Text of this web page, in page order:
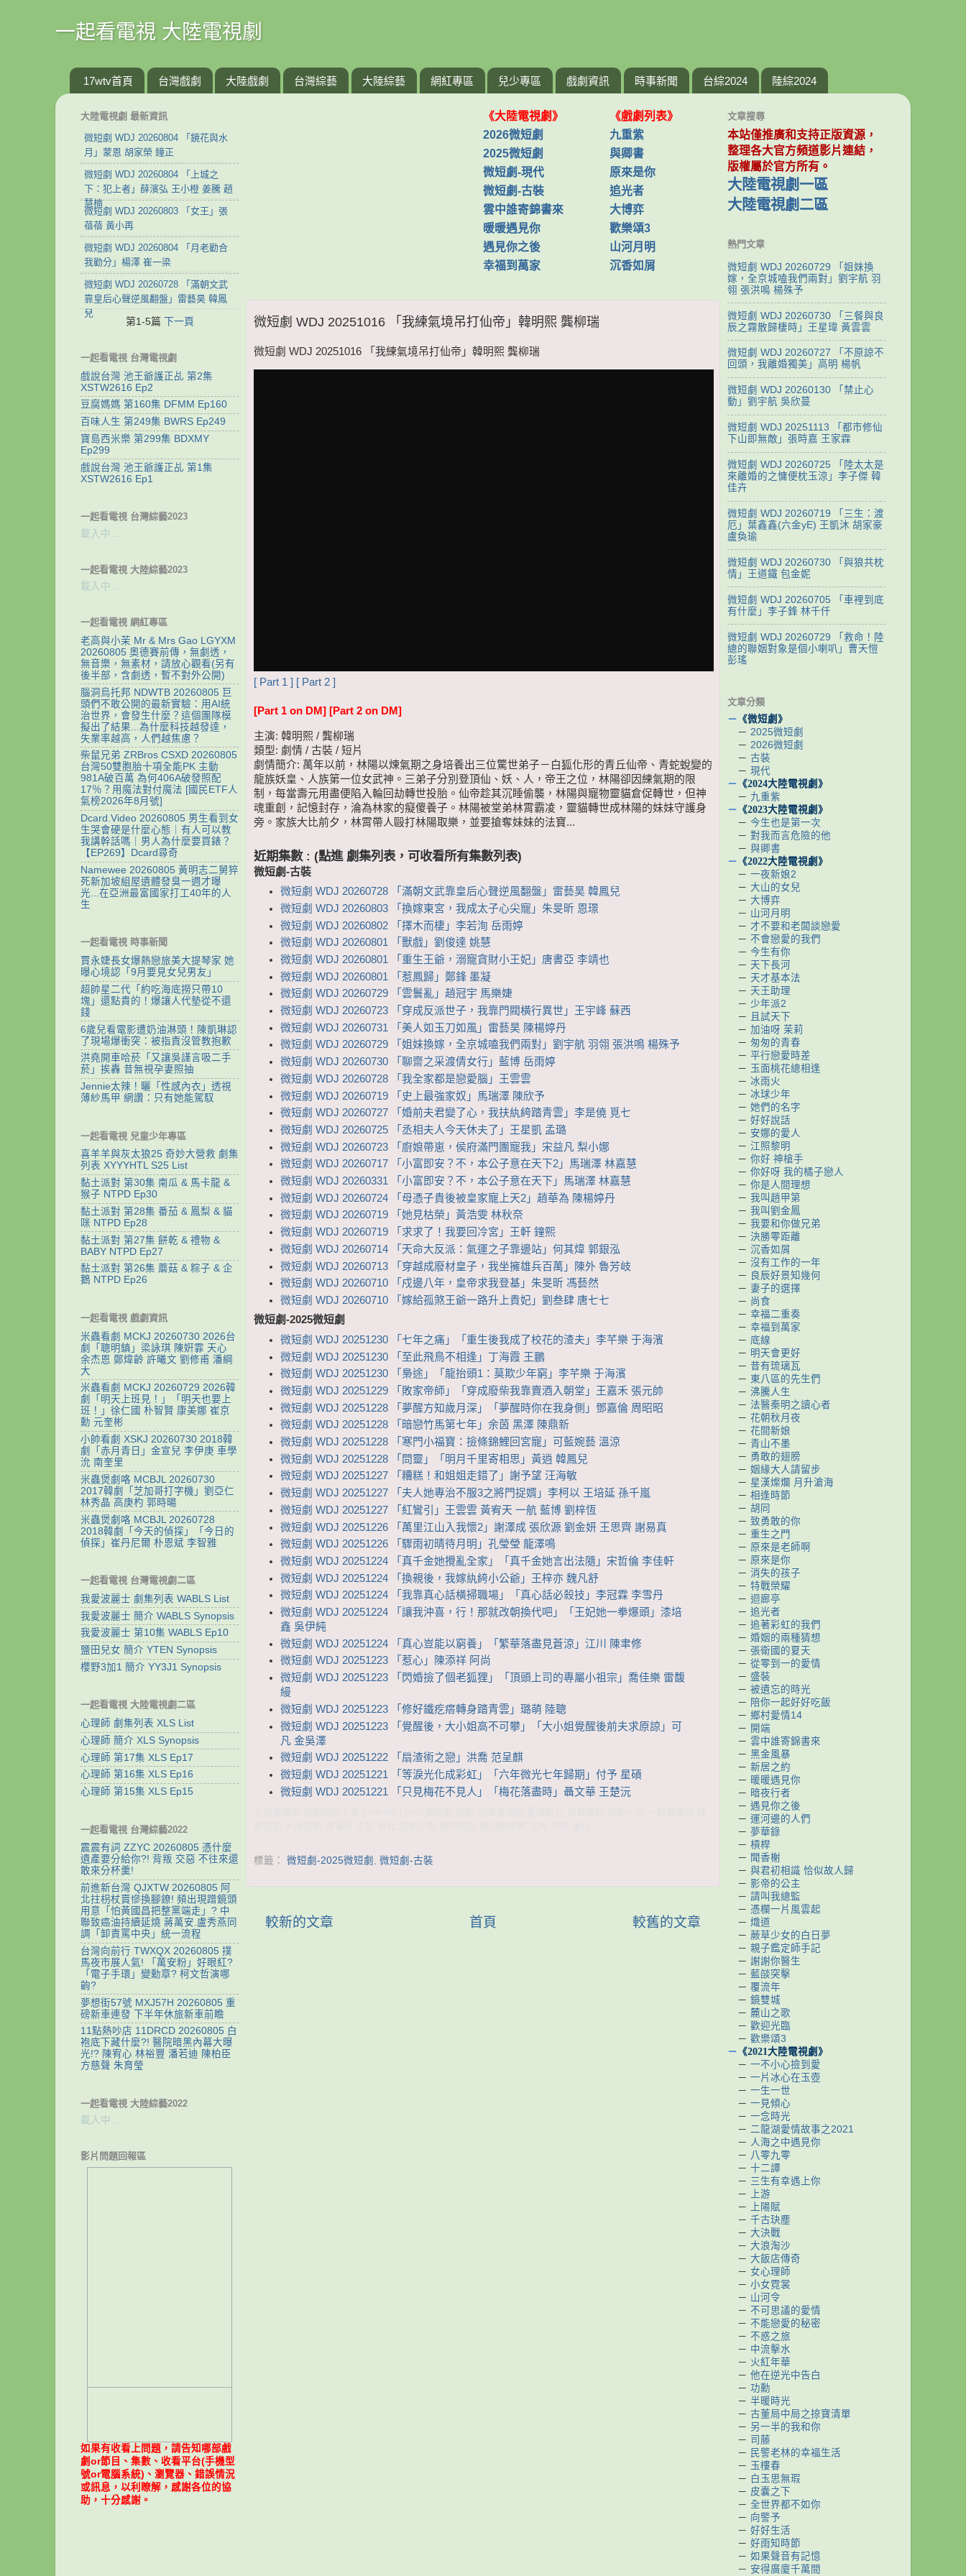
一起看電視 大陸電視劇
17wtv首頁 台灣戲劇 大陸戲劇 台灣綜藝 大陸綜藝 網紅專區 兒少專區 戲劇資訊 時事新聞 台綜2024 陸綜2024
《大陸電視劇》
《戲劇列表》
2026微短劇
九重紫
2025微短劇
與卿書
微短劇-現代
原來是你
微短劇-古裝
追光者
雲中誰寄錦書來
大博弈
暖暖遇見你
歡樂頌3
遇見你之後
山河月明
幸福到萬家
沉香如屑
微短劇 WDJ 20251016 「我練氣境吊打仙帝」韓明熙 龔柳瑞
微短劇 WDJ 20251016 「我練氣境吊打仙帝」韓明熙 龔柳瑞
[ Part 1 ] [ Part 2 ]
[Part 1 on DM] [Part 2 on DM]
主演: 韓明熙 / 龔柳瑞
類型: 劇情 / 古裝 / 短片
劇情簡介: 萬年以前，林陽以煉氣期之身培養出三位驚世弟子－白狐化形的青丘仙帝、青蛇蛻變的
龍族妖皇、人族第一位女武神。三弟子分別登頂仙、妖、人，帝王之位，林陽卻因練氣期的限
制，每當壽元用盡便陷入輪回劫轉世投胎。仙帝趁其沉睡偷襲，林陽與寵物靈貓倉促轉世，但神
魂重創，記憶封存，淪為林家的癡傻養子。林陽被堂弟林霄霸凌，靈貓轉世成林陽的妹妹守護身
旁。家族大比前夕，林霄帶人毆打林陽取樂，並要搶奪妹妹的法寶...
近期集數 : (點進 劇集列表，可收看所有集數列表)
微短劇-古裝
微短劇 WDJ 20260728 「滿朝文武靠皇后心聲逆風翻盤」雷藝昊 韓鳳兒
微短劇 WDJ 20260803 「換嫁東宮，我成太子心尖寵」朱旻昕 恩璟
微短劇 WDJ 20260802 「擇木而棲」李若洵 岳雨婷
微短劇 WDJ 20260801 「獸戲」劉俊達 姚慧
微短劇 WDJ 20260801 「重生王爺，溺寵貪財小王妃」唐書亞 李靖也
微短劇 WDJ 20260801 「惹鳳歸」鄭鋒 墨凝
微短劇 WDJ 20260729 「雲鬟亂」趙冠宇 馬樂婕
微短劇 WDJ 20260723 「穿成反派世子，我靠門閥橫行異世」王宇峰 蘇西
微短劇 WDJ 20260731 「美人如玉刀如風」雷藝昊 陳楊婷丹
微短劇 WDJ 20260729 「姐妹換嫁，全京城嗑我們兩對」劉宇航 羽翎 張洪鳴 楊殊予
微短劇 WDJ 20260730 「聊齋之采渡倩女行」藍博 岳雨婷
微短劇 WDJ 20260728 「我全家都是戀愛腦」王雲雲
微短劇 WDJ 20260719 「史上最強家奴」馬瑞澤 陳欣予
微短劇 WDJ 20260727 「婚前夫君變了心，我扶紈絝踏青雲」李是僥 覓七
微短劇 WDJ 20260725 「丞相夫人今天休夫了」王星凱 孟璐
微短劇 WDJ 20260723 「廚娘帶崽，侯府滿門團寵我」宋益凡 梨小娜
微短劇 WDJ 20260717 「小富即安？不，本公子意在天下2」馬瑞澤 林嘉慧
微短劇 WDJ 20260331 「小富即安？不，本公子意在天下」馬瑞澤 林嘉慧
微短劇 WDJ 20260724 「母憑子貴後被皇家寵上天2」趙華為 陳楊婷丹
微短劇 WDJ 20260719 「她見枯榮」黃浩雯 林秋奈
微短劇 WDJ 20260719 「求求了！我要回冷宮」王軒 鐘熙
微短劇 WDJ 20260714 「天命大反派：氣運之子靠邊站」何其煒 郭銀泓
微短劇 WDJ 20260713 「穿越成廢材皇子，我坐擁雄兵百萬」陳外 魯芳岐
微短劇 WDJ 20260710 「戍邊八年，皇帝求我登基」朱旻昕 馮藝然
微短劇 WDJ 20260710 「嫁給孤煞王爺一路升上貴妃」劉叁肆 唐七七
微短劇-2025微短劇
微短劇 WDJ 20251230 「七年之痛」「重生後我成了校花的渣夫」李芊樂 于海濱
微短劇 WDJ 20251230 「至此飛鳥不相逢」丁海霞 王鵬
微短劇 WDJ 20251230 「梟途」「龍抬頭1：莫欺少年窮」李芊樂 于海濱
微短劇 WDJ 20251229 「敗家帝師」「穿成廢柴我靠賣酒入朝堂」王嘉禾 張元帥
微短劇 WDJ 20251228 「夢醒方知歲月深」「夢醒時你在我身側」鄧嘉倫 周昭昭
微短劇 WDJ 20251228 「暗戀竹馬第七年」余茵 黑澤 陳鼎新
微短劇 WDJ 20251228 「寒門小福寶：撿條錦鯉回宮寵」可藍婉藝 溫涼
微短劇 WDJ 20251228 「問靈」「明月千里寄相思」黃逍 韓鳳兒
微短劇 WDJ 20251227 「糟糕！和姐姐走錯了」謝予望 汪海敏
微短劇 WDJ 20251227 「夫人她專治不服3之將門捉婿」李柯以 王培延 孫千嵐
微短劇 WDJ 20251227 「紅鸞引」王雲雲 黃宥天 一航 藍博 劉梓恆
微短劇 WDJ 20251226 「萬里江山入我懷2」謝澤成 張欣源 劉金妍 王思齊 謝易真
微短劇 WDJ 20251226 「驟雨初晴待月明」孔瑩瑩 龍澤鳴
微短劇 WDJ 20251224 「真千金她攪亂全家」「真千金她言出法隨」宋哲倫 李佳軒
微短劇 WDJ 20251224 「換親後，我嫁紈絝小公爺」王梓亦 魏凡舒
微短劇 WDJ 20251224 「我靠真心話橫掃職場」「真心話必殺技」李冠霖 李雪丹
微短劇 WDJ 20251224 「讓我沖喜，行！那就改朝換代吧」「王妃她一拳爆頭」漆培
鑫 吳伊純
微短劇 WDJ 20251224 「真心豈能以窮養」「繁華落盡見蒼涼」江川 陳聿修
微短劇 WDJ 20251223 「惹心」陳添祥 阿尚
微短劇 WDJ 20251223 「閃婚撿了個老狐狸」「頂頭上司的專屬小祖宗」喬佳樂 雷馥
縵
微短劇 WDJ 20251223 「修好鐵疙瘩轉身踏青雲」璐萌 陸聰
微短劇 WDJ 20251223 「覺醒後，大小姐高不可攀」「大小姐覺醒後前夫求原諒」可
凡 金吳澤
微短劇 WDJ 20251222 「扇渣術之戀」洪喬 范呈麒
微短劇 WDJ 20251221 「等淚光化成彩虹」「六年微光七年歸期」付予 星碩
微短劇 WDJ 20251221 「只見梅花不見人」「梅花落盡時」聶文華 王楚沅
標籤： 微短劇-2025微短劇 微短劇-古裝
較新的文章 較舊的文章
首頁
大陸電視劇 最新資訊
微短劇 WDJ 20260804 「鏡花與水
月」蒙恩 胡家榮 鐘正
微短劇 WDJ 20260804 「上城之
下：犯上者」薛濱弘 王小橙 姜騰 趙
慧楠
微短劇 WDJ 20260803 「女王」張
蓓蓓 黃小再
微短劇 WDJ 20260804 「月老勸合
我勸分」楊澤 崔一梁
微短劇 WDJ 20260728 「滿朝文武
靠皇后心聲逆風翻盤」雷藝昊 韓鳳
兒
第1-5篇 下一頁
一起看電視 台灣電視劇
戲說台灣 池王爺護正乩 第2集
XSTW2616 Ep2
豆腐媽媽 第160集 DFMM Ep160
百味人生 第249集 BWRS Ep249
寶島西米樂 第299集 BDXMY
Ep299
戲說台灣 池王爺護正乩 第1集
XSTW2616 Ep1
一起看電視 台灣綜藝2023
載入中…
一起看電視 大陸綜藝2023
載入中…
一起看電視 網紅專區
老高與小茉 Mr & Mrs Gao LGYXM
20260805 奧德賽前傳，無劇透，
無音樂，無素材，請放心觀看(另有
後半部，含劇透，暫不對外公開)
腦洞烏托邦 NDWTB 20260805 巨
頭們不敢公開的最新實驗：用AI統
治世界，會發生什麼？這個團隊模
擬出了結果...為什麼科技越發達，
失業率越高，人們越焦慮？
柴鼠兄弟 ZRBros CSXD 20260805
台灣50雙胞胎十項全能PK 主動
981A破百萬 為何406A破發照配
17％？用魔法對付魔法 [國民ETF人
氣榜2026年8月號]
Dcard.Video 20260805 男生看到女
生哭會硬是什麼心態｜有人可以教
我講幹話嗎｜男人為什麼要買錶？
【EP269】Dcard尋奇
Namewee 20260805 黃明志二舅猝
死新加坡組屋遺體發臭一週才曝
光...在亞洲最富國家打工40年的人
生
一起看電視 時事新聞
賈永婕長女爆熱戀旅美大提琴家 她
曝心境認「9月要見女兒男友」
超帥星二代「約吃海底撈只帶10
塊」還點貴的！爆讓人代墊從不還
錢
6歲兒看電影遭奶油淋頭！陳凱琳認
了現場爆衝突：被指責沒管教抱歉
洪堯開車哈菸「又讓吳謹言吸二手
菸」挨轟 昔無視孕妻照抽
Jennie太辣！曬「性感內衣」透視
薄紗馬甲 網讚：只有她能駕馭
一起看電視 兒童少年專區
喜羊羊與灰太狼25 奇妙大營救 劇集
列表 XYYYHTL S25 List
黏土派對 第30集 南瓜 & 馬卡龍 &
猴子 NTPD Ep30
黏土派對 第28集 番茄 & 鳳梨 & 貓
咪 NTPD Ep28
黏土派對 第27集 餅乾 & 禮物 &
BABY NTPD Ep27
黏土派對 第26集 蘑菇 & 粽子 & 企
鵝 NTPD Ep26
一起看電視 戲劇資訊
米蟲看劇 MCKJ 20260730 2026台
劇「聰明鎮」梁詠琪 陳姸霏 天心
余杰恩 鄭煒齡 許曦文 劉修甫 潘綱
大
米蟲看劇 MCKJ 20260729 2026韓
劇「明天上班見！」「明天也要上
班！」徐仁國 朴智賢 康美娜 崔京
勳 元奎彬
小帥看劇 XSKJ 20260730 2018韓
劇「赤月青日」金宣兒 李伊庚 車學
沇 南奎里
米蟲煲劇咯 MCBJL 20260730
2017韓劇「芝加哥打字機」劉亞仁
林秀晶 高庚杓 郭時暘
米蟲煲劇咯 MCBJL 20260728
2018韓劇「今天的偵探」「今日的
偵探」崔丹尼爾 朴恩斌 李智雅
一起看電視 台灣電視劇二區
我愛波麗士 劇集列表 WABLS List
我愛波麗士 簡介 WABLS Synopsis
我愛波麗士 第10集 WABLS Ep10
鹽田兒女 簡介 YTEN Synopsis
櫻野3加1 簡介 YY3J1 Synopsis
一起看電視 大陸電視劇二區
心理師 劇集列表 XLS List
心理師 簡介 XLS Synopsis
心理師 第17集 XLS Ep17
心理師 第16集 XLS Ep16
心理師 第15集 XLS Ep15
一起看電視 台灣綜藝2022
震震有詞 ZZYC 20260805 憑什麼
遺產要分給你?! 背叛 交惡 不往來還
敢來分杯羹!
前進新台灣 QJXTW 20260805 阿
北拄枴杖賣慘換腳鐐! 頻出現蹭鏡頭
用意「怕黃國昌把整黨端走」? 中
聯致癌油持續延燒 蔣萬安.盧秀燕同
調「卸責罵中央」統一流程
台灣向前行 TWXQX 20260805 撲
馬夜市展人氣! 「萬安粉」好眼紅?
「電子手環」變勳章? 柯文哲演哪
齣?
夢想街57號 MXJ57H 20260805 重
磅新車連發 下半年休旅新車前瞻
11點熱吵店 11DRCD 20260805 白
袍底下藏什麼?! 醫院暗黑內幕大曝
光!? 陳宥心 林裕豐 潘若迪 陳柏臣
方慈聲 朱育瑩
一起看電視 大陸綜藝2022
載入中…
影片問題回報區
如果有收看上問題，請告知哪部戲
劇or節目、集數、收看平台(手機型
號or電腦系統)、瀏覽器、錯誤情況
或訊息，以利瞭解，感謝各位的協
助，十分感謝。
文章搜尋
本站僅推廣和支持正版資源，
整理各大官方頻道影片連結，
版權屬於官方所有。
大陸電視劇一區
大陸電視劇二區
熱門文章
微短劇 WDJ 20260729 「姐妹換
嫁，全京城嗑我們兩對」劉宇航 羽
翎 張洪鳴 楊殊予
微短劇 WDJ 20260730 「三餐與良
辰之霧散歸棲時」王星瑋 黃雲雲
微短劇 WDJ 20260727 「不原諒不
回頭，我離婚獨美」高明 楊帆
微短劇 WDJ 20260130 「禁止心
動」劉宇航 吳欣蔓
微短劇 WDJ 20251113 「都市修仙
下山即無敵」張時嘉 王家霖
微短劇 WDJ 20260725 「陸太太是
來離婚的之慵便枕玉涼」李子傑 韓
佳卉
微短劇 WDJ 20260719 「三生：渡
厄」葉鑫鑫(六金yE) 王凱沐 胡家豪
盧奐瑜
微短劇 WDJ 20260730 「與狼共枕
情」王道鐵 包金妮
微短劇 WDJ 20260705 「車裡到底
有什麼」李子鋒 林千仟
微短劇 WDJ 20260729 「救命！陸
總的聯姻對象是個小喇叭」曹天愷
彭瑤
文章分類
－ 《微短劇》
－ 2025微短劇
－ 2026微短劇
－ 古裝
－ 現代
－ 《2024大陸電視劇》
－ 九重紫
－ 《2023大陸電視劇》
－ 今生也是第一次
－ 對我而言危險的他
－ 與卿書
－ 《2022大陸電視劇》
－ 一夜新娘2
－ 大山的女兒
－ 大博弈
－ 山河月明
－ 才不要和老闆談戀愛
－ 不會戀愛的我們
－ 今生有你
－ 天下長河
－ 天才基本法
－ 天王助理
－ 少年派2
－ 且試天下
－ 加油呀 茉莉
－ 匆匆的青春
－ 平行戀愛時差
－ 玉面桃花總相逢
－ 冰雨火
－ 冰球少年
－ 她們的名字
－ 好好說話
－ 安娜的愛人
－ 江照黎明
－ 你好 神槍手
－ 你好呀 我的橘子戀人
－ 你是人間理想
－ 我叫趙甲第
－ 我叫劉金鳳
－ 我要和你做兄弟
－ 決勝零距離
－ 沉香如屑
－ 沒有工作的一年
－ 良辰好景知幾何
－ 妻子的選擇
－ 尚食
－ 幸福二重奏
－ 幸福到萬家
－ 底線
－ 明天會更好
－ 昔有琉璃瓦
－ 東八區的先生們
－ 沸騰人生
－ 法醫秦明之讀心者
－ 花朝秋月夜
－ 花間新娘
－ 青山不墨
－ 勇敢的翅膀
－ 姻緣大人請留步
－ 星漢燦爛 月升滄海
－ 相逢時節
－ 胡同
－ 致勇敢的你
－ 重生之門
－ 原來是老師啊
－ 原來是你
－ 消失的孩子
－ 特戰榮耀
－ 迴廊亭
－ 追光者
－ 追著彩虹的我們
－ 婚姻的兩種猜想
－ 張衛國的夏天
－ 從零到一的愛情
－ 盛裝
－ 被遺忘的時光
－ 陪你一起好好吃飯
－ 鄉村愛情14
－ 開端
－ 雲中誰寄錦書來
－ 黑金風暴
－ 新居之約
－ 暖暖遇見你
－ 暗夜行者
－ 遇見你之後
－ 運河邊的人們
－ 夢華錄
－ 槓桿
－ 聞香榭
－ 與君初相識 恰似故人歸
－ 影帝的公主
－ 請叫我總監
－ 憑欄一片風雲起
－ 熾道
－ 蕨草少女的白日夢
－ 親子鑑定師手記
－ 謝謝你醫生
－ 藍燄突擊
－ 覆流年
－ 鏡雙城
－ 麓山之歌
－ 歡迎光臨
－ 歡樂頌3
－ 《2021大陸電視劇》
－ 一不小心撿到愛
－ 一片冰心在玉壺
－ 一生一世
－ 一見傾心
－ 一念時光
－ 二龍湖愛情故事之2021
－ 人海之中遇見你
－ 八零九零
－ 十二譚
－ 三生有幸遇上你
－
上游
－
上陽賦
－ 千古玦塵
－ 大決戰
－ 大浪淘沙
－ 大飯店傳奇
－ 女心理師
－ 小女霓裳
－ 山河令
－ 不可思議的愛情
－ 不能戀愛的秘密
－ 不惑之旅
－ 中流擊水
－ 火紅年華
－ 他在逆光中告白
－ 功勳
－ 半暖時光
－ 古董局中局之掠寶清單
－ 另一半的我和你
－ 司藤
－ 民警老林的幸福生活
－ 玉樓春
－ 白玉思無瑕
－ 皮囊之下
－ 全世界都不如你
－ 向警予
－ 好好生活
－ 好雨知時節
－ 如果聲音有記憶
－ 安得廣廈千萬間